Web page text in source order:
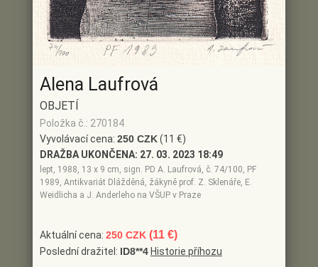
Alena Laufrová
OBJETÍ
Položka č.: 270184
Vyvolávací cena: 250 CZK(11 €)
DRAŽBA UKONČENA: 27. 03. 2023 18:49
lept, 1988, 13 x 9 cm, sign. PD A. Laufrová, č. 74/100, PF
1989, Antikvariát Dlážděná, žákyně prof. Z. Sklenáře, E.
Weidlicha a J. Anderleho na VŠUP v Praze
Aktuální cena: 250 CZK (11 €)
Poslední dražitel: ID8**4 Historie příhozu